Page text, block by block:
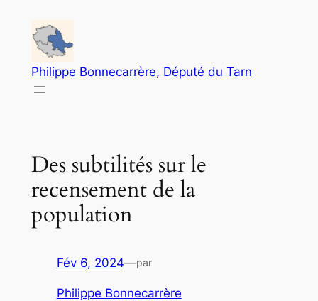
contenu
Philippe Bonnecarrère, Député du Tarn
Des subtilités sur le
recensement de la
population
Fév 6, 2024—par
Philippe Bonnecarrère